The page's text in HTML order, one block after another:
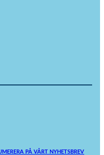
PÅ VÅRT NYHETSBREV